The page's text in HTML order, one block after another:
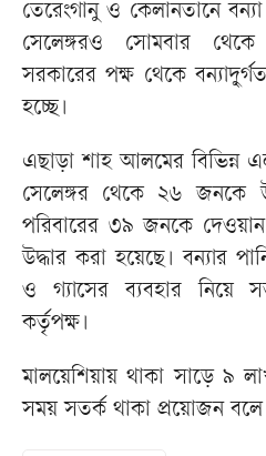
তেরেংগানু ও কেলানতানে
সেলেঙ্গরও সোমবার
সরকারের পক্ষ থেকে
হচ্ছে।
এছাড়া শাহ আলমের বিভিন্ন
সেলেঙ্গর থেকে ২৬ জনকে
পরিবারের ৩৯ জনকে দেওয়ান
উদ্ধার করা হয়েছে। বন্যার
ও গ্যাসের ব্যবহার নিয়ে
কর্তৃপক্ষ।
মালয়েশিয়ায় থাকা সাড়ে ৯
সময় সতর্ক থাকা প্রয়োজন বলে